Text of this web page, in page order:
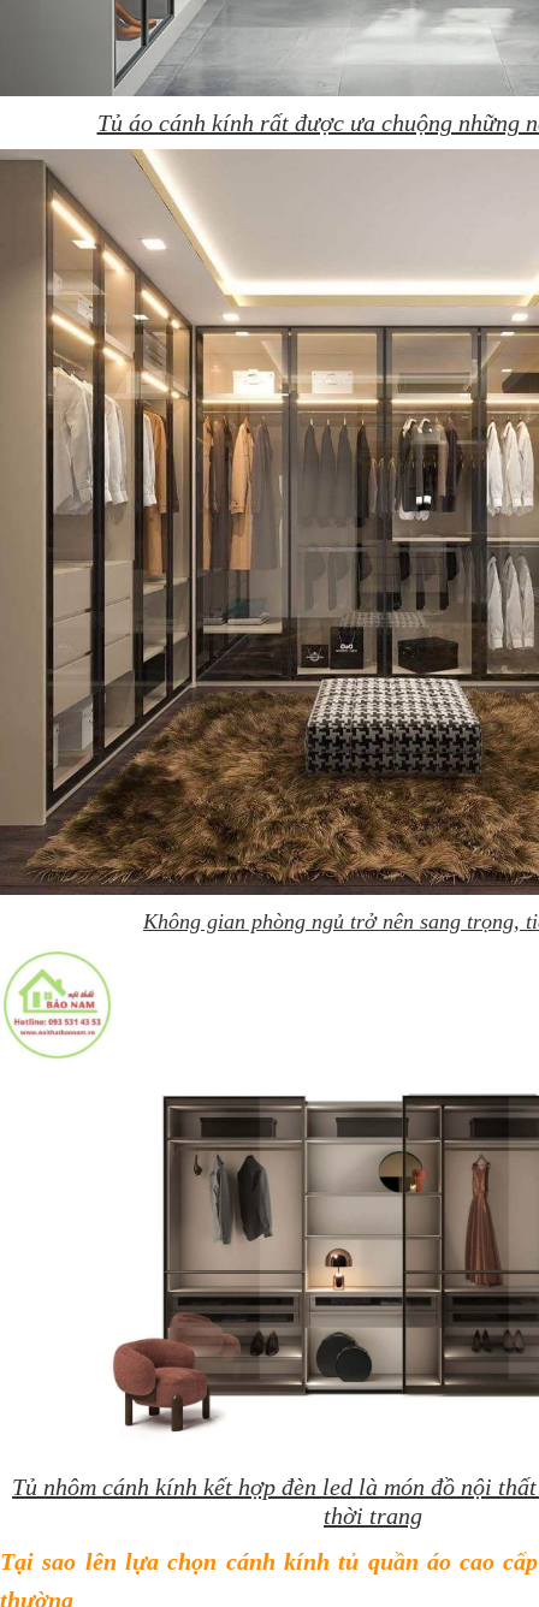
Tủ áo cánh kính rất được ưa chuộng những
Không gian phòng ngủ trở nên sang trọng,
Tủ nhôm cánh kính kết hợp đèn led là món đồ nội
thời trang​
Tại sao lên lựa chọn cánh kính tủ quần áo cao
thường